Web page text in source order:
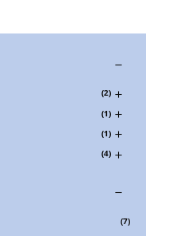
(2)
(1)
(1)
(4)
(7)